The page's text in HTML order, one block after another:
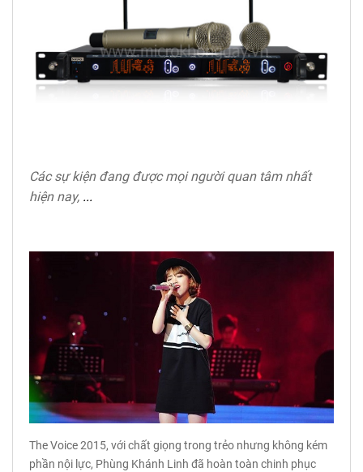
Các sự kiện đang được mọi người quan tâm nhất
hiện nay, ...
The Voice 2015, với chất giọng trong trẻo nhưng không kém
phần nội lực, Phùng Khánh Linh đã hoàn toàn chinh phục